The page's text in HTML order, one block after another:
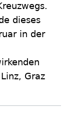
dieses
in der
Graz